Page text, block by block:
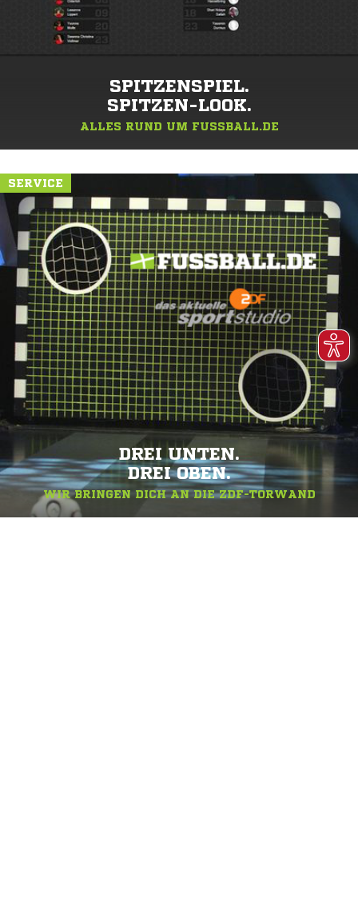
SPITZENSPIEL.
SPITZEN-LOOK.
ALLES RUND UM FUSSBALL.DE
SERVICE
DREI UNTEN.
DREI OBEN.
WIR BRINGEN DICH AN DIE ZDF-TORWAND